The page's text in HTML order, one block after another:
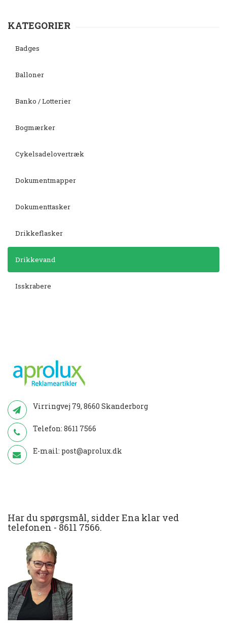
KATEGORIER
Badges
Balloner
Banko / Lotterier
Bogmærker
Cykelsadelovertræk
Dokumentmapper
Dokumenttasker
Drikkeflasker
Drikkevand
Isskrabere
Virringvej 79, 8660 Skanderborg
Telefon: 8611 7566
E-mail: post@aprolux.dk
Har du spørgsmål, sidder Ena klar ved
telefonen - 8611 7566.